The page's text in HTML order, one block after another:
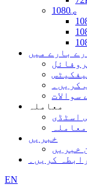
1080ص
بارے میں
کریں۔
سوالات
معاملہ
اسٹڈی
خبریں
خبریں
کریں۔
EN